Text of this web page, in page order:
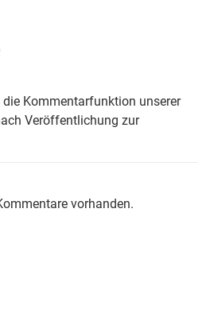
die Kommentarfunktion unserer
Veröffentlichung zur
vorhanden.